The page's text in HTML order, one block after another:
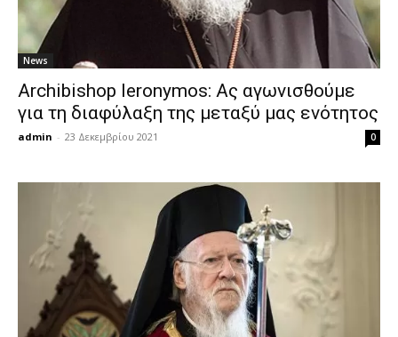
News
Archibishop Ieronymos: Ας αγωνισθούμε
για τη διαφύλαξη της μεταξύ μας ενότητος
admin - 23 Δεκεμβρίου 2021 0